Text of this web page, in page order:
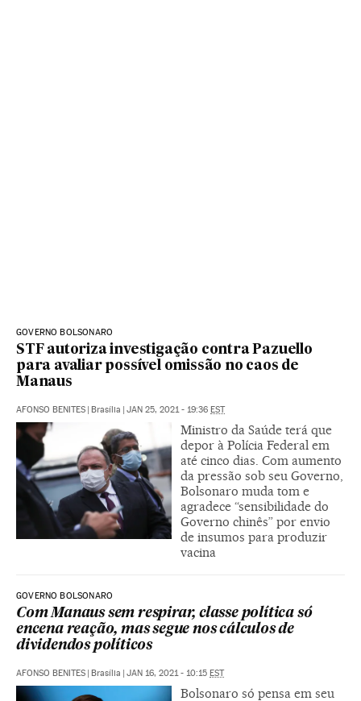
GOVERNO BOLSONARO
STF autoriza investigação contra Pazuello
para avaliar possível omissão no caos de
Manaus
AFONSO BENITES | Brasília | JAN 25, 2021 - 19:36 EST
Ministro da Saúde terá que
depor à Polícia Federal em
até cinco dias. Com aumento
da pressão sob seu Governo,
Bolsonaro muda tom e
agradece “sensibilidade do
Governo chinês” por envio
de insumos para produzir
vacina
GOVERNO BOLSONARO
Com Manaus sem respirar, classe política só
encena reação, mas segue nos cálculos de
dividendos políticos
AFONSO BENITES | Brasília | JAN 16, 2021 - 10:15 EST
Bolsonaro só pensa em seu